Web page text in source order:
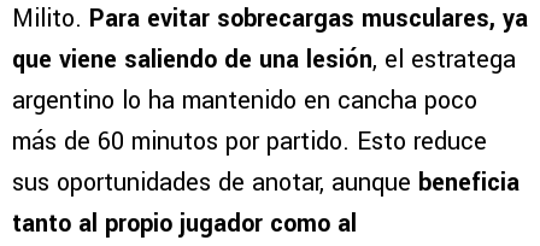
Milito. Para evitar sobrecargas musculares, ya
que viene saliendo de una lesión, el estratega
argentino lo ha mantenido en cancha poco
más de 60 minutos por partido. Esto reduce
sus oportunidades de anotar, aunque beneficia
tanto al propio jugador como al